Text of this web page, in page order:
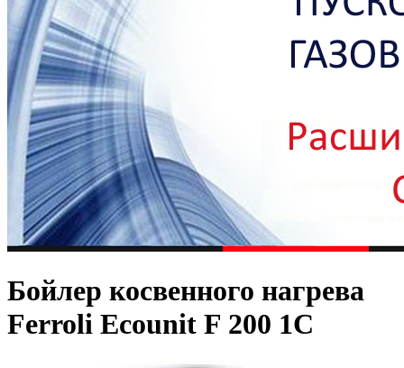
Бойлер косвенного нагрева
Ferroli Ecounit F 200 1C